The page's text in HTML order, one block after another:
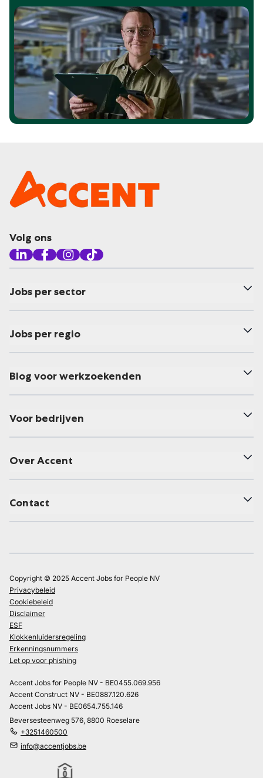
Volg ons
Jobs per sector
Jobs per regio
Blog voor werkzoekenden
Voor bedrijven
Over Accent
Contact
Copyright © 2025 Accent Jobs for People NV
Privacybeleid
Cookiebeleid
Disclaimer
ESF
Klokkenluidersregeling
Erkenningsnummers
Let op voor phishing
Accent Jobs for People NV - BE0455.069.956
Accent Construct NV - BE0887.120.626
Accent Jobs NV - BE0654.755.146
Beversesteenweg 576, 8800 Roeselare
+3251460500
info@accentjobs.be